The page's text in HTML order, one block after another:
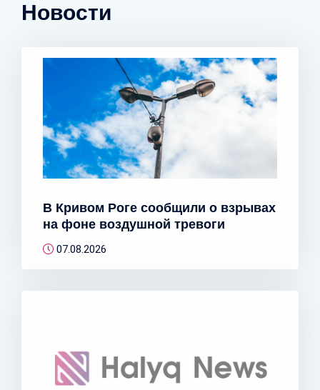
Новости
В Кривом Роге сообщили о взрывах
на фоне воздушной тревоги
07.08.2026